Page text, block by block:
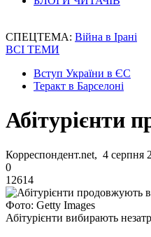
СПЕЦТЕМА: Війна в Ірані
ВСІ ТЕМИ
Вступ України в ЄС
Теракт в Барселоні
Абітурієнти
Корреспондент.net, 4 серпня
0
12614
Фото: Getty Images
Абітурієнти вибирають